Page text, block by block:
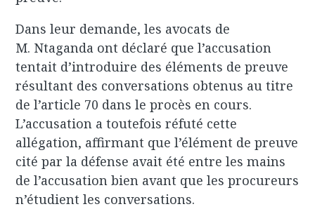
Dans leur demande, les avocats de
M. Ntaganda ont déclaré que l’accusation
tentait d’introduire des éléments de preuve
résultant des conversations obtenus au titre
de l’article 70 dans le procès en cours.
L’accusation a toutefois réfuté cette
allégation, affirmant que l’élément de preuve
cité par la défense avait été entre les mains
de l’accusation bien avant que les procureurs
n’étudient les conversations.